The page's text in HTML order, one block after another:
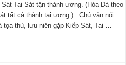
Tai Sát tận thành ương. (Hỏa Đà theo
tất cả thành tai ương.) Chú văn nói
tọa thủ, lưu niên gặp Kiếp Sát, Tai …